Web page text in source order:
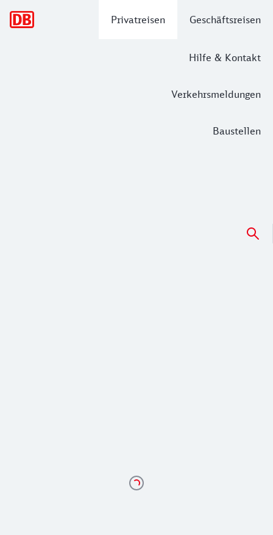
Privatreisen Geschäftsreisen
Hilfe & Kontakt
Verkehrsmeldungen
Baustellen